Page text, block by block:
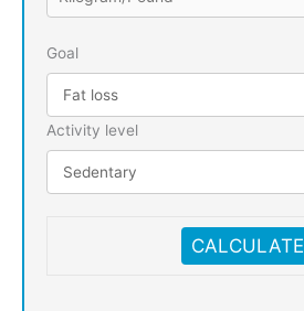
Goal
Activity level
CALCULATE